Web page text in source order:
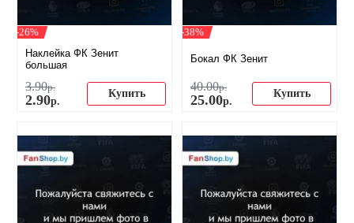
-26%
Наклейка ФК Зенит
большая
3.90р.
2.90р.
Купить
-38%
Бокал ФК Зенит
40.00р.
25.00р.
Купить